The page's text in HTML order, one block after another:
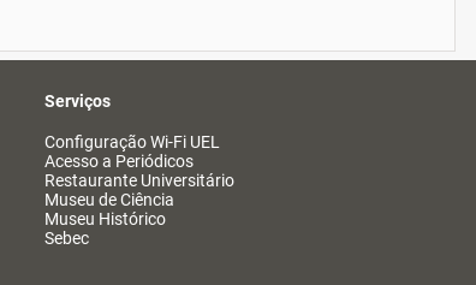
Serviços
Configuração Wi-Fi UEL
Acesso a Periódicos
Restaurante Universitário
Museu de Ciência
Museu Histórico
Sebec